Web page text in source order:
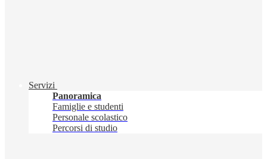
Servizi
Panoramica
Famiglie e studenti
Personale scolastico
Percorsi di studio